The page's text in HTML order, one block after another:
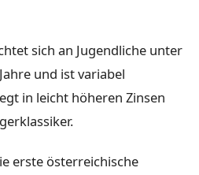
sich an Jugendliche unter
und ist variabel
in leicht höheren Zinsen
erste österreichische